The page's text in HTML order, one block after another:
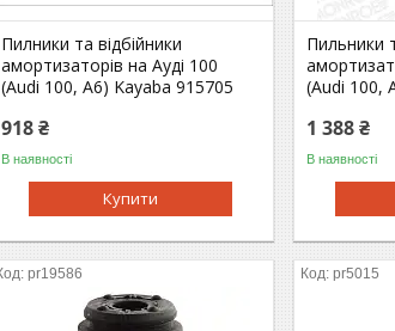
Пилники та відбійники
амортизаторів на Ауді 100
(Audi 100, A6) Kayaba 915705
918 ₴
В наявності
Купити
Пильники
(Audi 100,
1 388 ₴
В наявності
pr19586 pr5015